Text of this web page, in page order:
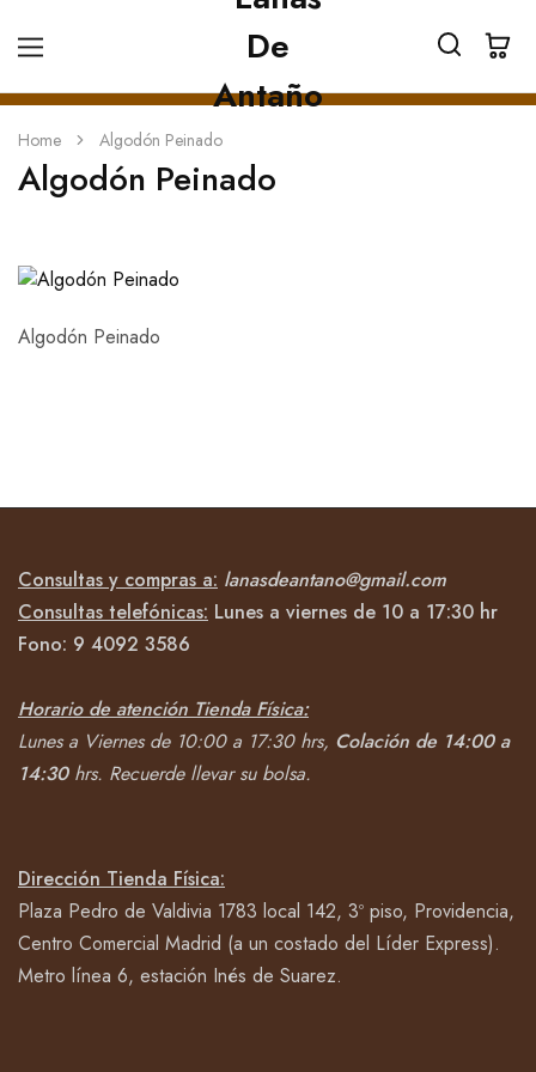
Home Algodón Peinado
Algodón Peinado
Algodón Peinado
Consultas y compras a: lanasdeantano@gmail.com
Consultas telefónicas: Lunes a viernes de 10 a 17:30 hr
Fono: 9 4092 3586
Horario de atención Tienda Física:
Lunes a Viernes de 10:00 a 17:30 hrs, Colación de 14:00 a
14:30hrs. Recuerde llevar su bolsa.
Dirección Tienda Física:
Plaza Pedro de Valdivia 1783 local 142, 3º piso, Providencia,
Centro Comercial Madrid (a un costado del Líder Express).
Metro línea 6, estación Inés de Suarez.